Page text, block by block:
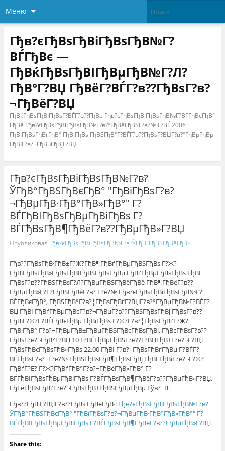
Меню
Гђв?єГђВѕГђВіГђВѕГђВ№Г?
ВЃГђВє —
ГђВќГђВѕГђВІГђВµГђВ№Г?Л?
ГђВ°Г?ВЏ ГђВёГ?ВЃГ?в??ГђВѕГ?в?
¬ГђВёГ?ВЏ
ГђВќГђВѕГђВІГђВѕГ?ВЃГ?в??ГђВё Гђв?єГђВѕГђВіГђВѕГђВ№Г?ВЃГђВєГђВ°
ГђВё Гђв?єГђВѕГђВіГђВѕГђВ№Г?в?°ГђВёГђВЅГ?в?№ Г?ВЃ 2006
ГђВіГђВѕГђВґГђВ° ГђВїГђВѕ ГђВЅГђВ°Г?ВЃГ?в??ГђВѕГ?ВЏГ?в?°ГђВµГђВµ
ГђВІГ?в?¬ГђВµГђВјГ?ВЏ
Гђв?єГђВѕГђВіГђВѕГђВ№Г?в?
ЎГђВ°ГђВЅГђВєГђВ° "ГђВїГђВѕГ?в?
¬ГђВµГђВ·ГђВ°ГђВ»ГђВ°" Г?
ВЃГђВІГђВѕГђВµГђВіГђВѕ Г?
ВЃГђВѕГђВ¶ГђВёГ?в??ГђВµГђВ»Г?ВЏ
Опубликовал Гђв?єГђВѕГђВіГђВѕГђВ№Г?в?ЎГђВ°ГђВЅГђВёГђВЅ
Гђв??ГђВѕГђВ·ГђВ±Г?Ж?ГђВ¶ГђВґГђВµГђВЅГђВѕ Г?Ж?
ГђВіГђВѕГђВ»ГђВѕГђВІГђВЅГђВѕГђВµ ГђВґГђВµГђВ»ГђВѕ ГђВІ
ГђВѕГ?в??ГђВЅГђВѕГ?Л?ГђВµГђВЅГђВёГђВё ГђВ¶ГђВёГ?в??
ГђВµГђВ»Г?Е?ГђВЅГђВёГ?в? Г?в?№ Гђв?єГђВѕГђВіГђВѕГђВ№Г?
ВЃГђВєГђВ°, ГђВЅГђВ°Г?в?¦ГђВѕГђВґГ?ВЏГ?в?°ГђВµГђВ№Г?ВЃГ?
ВЏ ГђВІ ГђВґГђВµГђВєГ?в?¬ГђВµГ?в??ГђВЅГђВѕГђВј ГђВѕГ?в??
ГђВїГ?Ж?Г?ВЃГђВєГђВµ ГђВїГђВѕ Г?Ж?Г?в?¦ГђВѕГђВґГ?Ж?
ГђВ·ГђВ° Г?в?¬ГђВµГђВ±ГђВµГђВЅГђВєГђВѕГђВј, ГђВєГђВѕГ?в??
ГђВѕГ?в?¬ГђВ°Г?ВЏ 10 Г?ВЃГђВµГђВЅГ?в??Г?ВЏГђВ±Г?в?¬Г?ВЏ
ГђВѕГђВєГђВѕГђВ»ГђВѕ 22.00 ГђВІ Г?в?¦ГђВѕГђВґГђВµ Г?ВЃГ?
ВЃГђВѕГ?в?¬Г?в?№ ГђВЅГђВѕГђВ¶ГђВѕГђВј ГђВІ ГђВіГ?в?¬Г?Ж?
ГђВґГ?Е? Г?Ж?ГђВґГђВ°Г?в?¬ГђВёГђВ»ГђВ° Г?
ВЃГђВІГђВѕГђВµГђВіГђВѕ Г?ВЃГђВѕГђВ¶ГђВёГ?в??ГђВµГђВ»Г?ВЏ.
ГђЕёГђВѕГђВґГ?в?¬ГђВѕГђВ±ГђВЅГђВµГђВµ Гўв?¬В¦
Гђв??ГђВ·Г?ВЏГ?в??ГђВѕ ГђВёГђВ·: Гђв?єГђВѕГђВіГђВѕГђВ№Г?в?
ЎГђВ°ГђВЅГђВєГђВ° "ГђВїГђВѕГ?в?¬ГђВµГђВ·ГђВ°ГђВ»ГђВ°" Г?
ВЃГђВІГђВѕГђВµГђВіГђВѕ Г?ВЃГђВѕГђВ¶ГђВёГ?в??ГђВµГђВ»Г?ВЏ
Share this: